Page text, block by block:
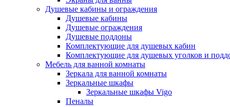
Душевые кабины и ограждения
Душевые кабины
Душевые ограждения
Душевые поддоны
Комплектующие для душевых кабин
Комплектующие для душевых уголков и
Мебель для ванной комнаты
Зеркала для ванной комнаты
Зеркальные шкафы
Зеркальные шкафы Vigo
Пеналы